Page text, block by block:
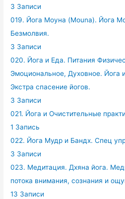
3 Записи
019. Йога Моуна (Mouna). Йога
Безмолвия.
3 Записи
020. Йога и Еда. Питания
Эмоциональное, Духовное. Йога
Экстра спасение йогов.
3 Записи
021. Йога и Очистительные
1 Запись
022. Йога Мудр и Бандх. Спец
3 Записи
023. Медитация. Дхяна йога.
потока внимания, сознания и
13 Записи